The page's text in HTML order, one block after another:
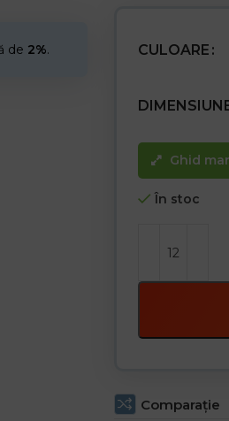
de 2%. CULOARE
Ghid
În stoc
Comparaţie